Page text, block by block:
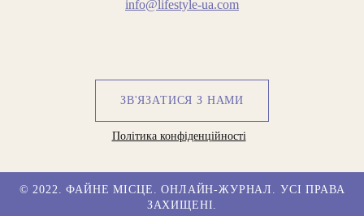
info@lifestyle-ua.com
ЗВ'ЯЗАТИСЯ З НАМИ
Політика конфіденційності
© 2022. ФАЙНЕ МІСЦЕ. ОНЛАЙН-ЖУРНАЛ. УСІ ПРАВА
ЗАХИЩЕНІ.